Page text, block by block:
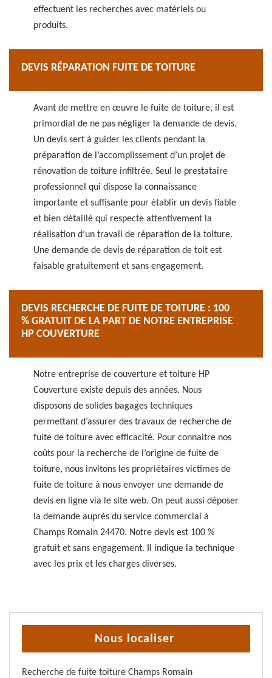
effectuent les recherches avec matériels ou
produits.
DEVIS RÉPARATION FUITE DE TOITURE
Avant de mettre en œuvre le fuite de toiture, il est
primordial de ne pas négliger la demande de devis.
Un devis sert à guider les clients pendant la
préparation de l’accomplissement d’un projet de
rénovation de toiture infiltrée. Seul le prestataire
professionnel qui dispose la connaissance
importante et suffisante pour établir un devis fiable
et bien détaillé qui respecte attentivement la
réalisation d’un travail de réparation de la toiture.
Une demande de devis de réparation de toit est
faisable gratuitement et sans engagement.
DEVIS RECHERCHE DE FUITE DE TOITURE : 100
% GRATUIT DE LA PART DE NOTRE ENTREPRISE
HP COUVERTURE
Notre entreprise de couverture et toiture HP
Couverture existe depuis des années. Nous
disposons de solides bagages techniques
permettant d’assurer des travaux de recherche de
fuite de toiture avec efficacité. Pour connaitre nos
coûts pour la recherche de l’origine de fuite de
toiture, nous invitons les propriétaires victimes de
fuite de toiture à nous envoyer une demande de
devis en ligne via le site web. On peut aussi déposer
la demande auprès du service commercial à
Champs Romain 24470. Notre devis est 100 %
gratuit et sans engagement. Il indique la technique
avec les prix et les charges diverses.
Nous localiser
Recherche de fuite toiture Champs Romain